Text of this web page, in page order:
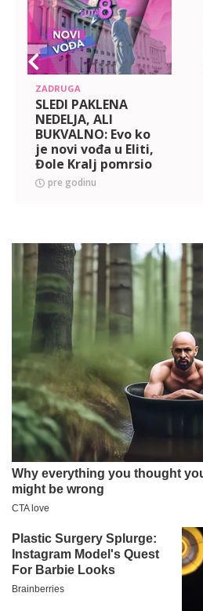
ZADRUGA
SLEDI PAKLENA
NEDELJA, ALI
BUKVALNO: Evo ko
je novi vođa u Eliti,
Đole Kralj pomrsio
konce takmičarima!
(VIDEO)
pre godinu